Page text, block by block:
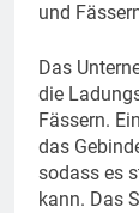
und
Das
die
Fässern.
das
sodass es
kann. Das